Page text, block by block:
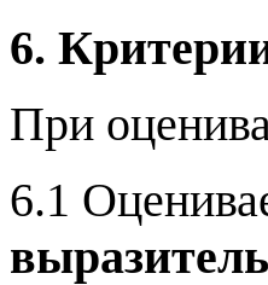
6.
При
6.1